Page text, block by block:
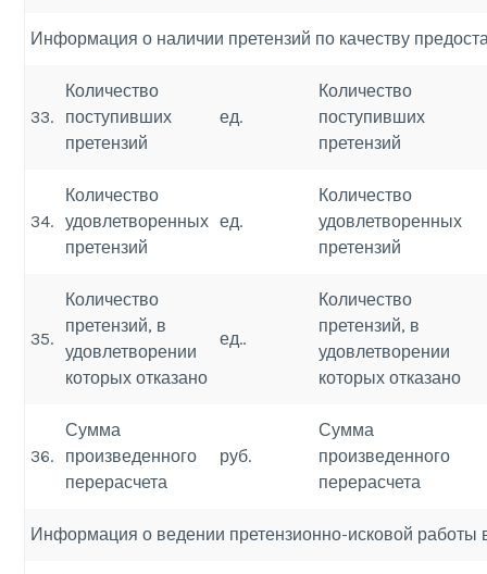
Информация о наличии претензий по качеству
33.
Количество
поступивших
претензий
ед.
Количество
поступивших
претензий
34.
Количество
удовлетворенных
претензий
ед.
Количество
удовлетворенных
претензий
35.
Количество
претензий, в
удовлетворении
которых отказано
ед..
Количество
претензий, в
удовлетворении
которых отказано
36.
Сумма
произведенного
перерасчета
руб.
Сумма
произведенного
перерасчета
Информация о ведении претензионно-исковой работы